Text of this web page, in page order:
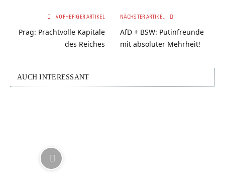
VORHERIGER ARTIKEL
Prag: Prachtvolle Kapitale
des Reiches
NÄCHSTER ARTIKEL
AfD + BSW: Putinfreunde
mit absoluter Mehrheit!
AUCH INTERESSANT